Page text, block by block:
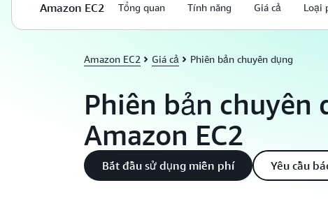
Amazon EC2 Tổng quan Tính năng Giá cả Loại
Amazon EC2 Giá cả Phiên bản chuyên dụng
Phiên bản chuyên
Amazon EC2
Bắt đầu sử dụng miễn phí Yêu cầu